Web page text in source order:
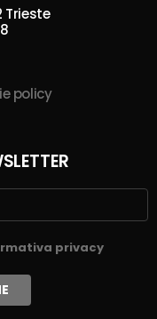
Trieste
policy
privacy